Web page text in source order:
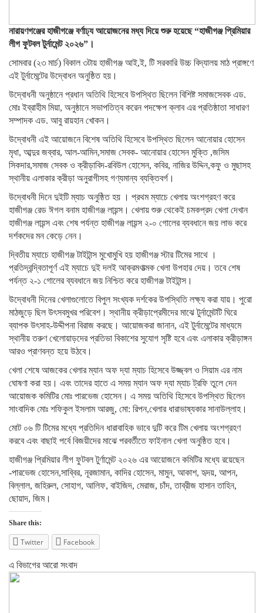
নারায়ণগঞ্জের হাজীগঞ্জে বর্ণাঢ্য আয়োজনের মধ্য দিয়ে শুরু হয়েছে “হাজীগঞ্জ প্রিমিয়ার
লীগ ফুটবল টুর্নামেন্ট ২০২৬”।
সোমবার (২৩ মার্চ) বিকাল ৩টায় হাজীগঞ্জ আই,ই, টি সরকারি উচ্চ বিদ্যালয় মাঠ প্রাঙ্গণে
এই টুর্নামেন্টের উদ্বোধন অনুষ্ঠিত হয়।
উদ্বোধনী অনুষ্ঠানে প্রধান অতিথি হিসেবে উপস্থিত ছিলেন বিশিষ্ট সমাজসেবক এড.
মোঃ ইব্রাহীম মিয়া, অনুষ্ঠানে সভাপতিত্ব করেন পদক্ষেপ ক্লাব এর প্রতিষ্ঠাতা সাধারণ
সম্পাদক এড. আবু রায়হান খোকন।
উদ্বোধনী এই আয়োজনে বিশেষ অতিথি হিসেবে উপস্থিত ছিলেন আনোয়ার হোসেন
মৃধা, আব্দুর জব্বার, আল-আমিন,সমাজ সেবক- আনোয়ার হোসেন মুক্তি ,জসিম
সিকদার,সমাজ সেবক ও ক্রীড়াবিদ-রবিউল হোসেন, কবির, নাজির উদ্দিন,কফু ও মুছাসহ
স্থানীয় এলাকার ক্রীড়া অনুরাগীসহ গণ্যমান্য ব্যক্তিবর্গ।
উদ্বোধনী দিনে দুইটি ম্যাচ অনুষ্ঠিত হয় । প্রথম ম্যাচে খেলায় অংশগ্রহণ করে
হাজীগঞ্জ রেড ঈগল বনাম হাজীগঞ্জ লায়ন্স। খেলায় শুরু থেকেই চমকপ্রদ খেলা দেখান
হাজীগঞ্জ লায়ন্স এবং শেষ পর্যন্ত হাজীগঞ্জ লায়ন্স ২-০ গোলের ব্যবধানে জয় লাভ করে
দর্শকদের মন কেড়ে নেন।
দ্বিতীয় ম্যাচে হাজীগঞ্জ টাইটান্স মুখোমুখি হয় হাজীগঞ্জ স্টার টিমের সাথে ।
প্রতিদ্বন্দ্বিতাপূর্ণ এই ম্যাচে দুই দলই আক্রমণাত্মক খেলা উপহার দেয়। তবে শেষ
পর্যন্ত ২-১ গোলের ব্যবধানে জয় নিশ্চিত করে হাজীগঞ্জ টাইটান্স।
উদ্বোধনী দিনের খেলাগুলোতে বিপুল সংখ্যক দর্শকের উপস্থিতি লক্ষ্য করা যায়। পুরো
মাঠজুড়ে ছিল উৎসবমুখর পরিবেশ। স্থানীয় ক্রীড়াপ্রেমীদের মাঝে টুর্নামেন্টটি ঘিরে
ব্যাপক উৎসাহ-উদ্দীপনা বিরাজ করছে। আয়োজকরা জানান, এই টুর্নামেন্টের মাধ্যমে
স্থানীয় তরুণ খেলোয়াড়দের প্রতিভা বিকাশের সুযোগ সৃষ্টি হবে এবং এলাকার ক্রীড়াঙ্গন
আরও প্রাণবন্ত হয়ে উঠবে।
খেলা শেষে আজকের খেলার ম্যান অফ দ্যা ম্যাচ হিসেবে উজ্জ্বল ও সিয়াম এর নাম
ঘোষণা করা হয়। এবং তাদের হাতে এ সময় ম্যান অফ দ্যা ম্যাচ ট্রফি তুলে দেন
আয়োজক কমিটির মোঃ পারভেজ হোসেন। এ সময় অতিথি হিসেবে উপস্থিত ছিলেন
সাংবাদিক মোঃ শফিকুল ইসলাম আরজু, মো: রিপন,খেলার ধারাভাষ্যকার সানাউল্লাহ।
মোট ০৬ টি টিমের মধ্যে প্রতিদিন ধারাবাহিক ভাবে দুটি করে টিম খেলায় অংশগ্রহণ
করবে এবং বাছাই পর্বে বিজয়ীদের মাঝে পরবর্তীতে ফাইনাল খেলা অনুষ্ঠিত হবে।
হাজীগঞ্জ প্রিমিয়ার লীগ ফুটবল টুর্ণামেন্ট ২০২৬ এর আয়োজনে কমিটির মধ্যে রয়েছেন
-পারভেজ হোসেন,সাব্বির, নূরজামান, কাদির হোসেন, মামুন, আকাশ, হৃদয়, আপন,
বিল্লাল, জহিরুল, সোহাগ, আলিফ, বাইজিদ, মেরাজ, চাঁদ, তাব্রীজ হাসান তাহিন,
ছোয়াদ, জিম।
Share this:
Twitter Facebook
এ বিভাগের আরো সংবাদ